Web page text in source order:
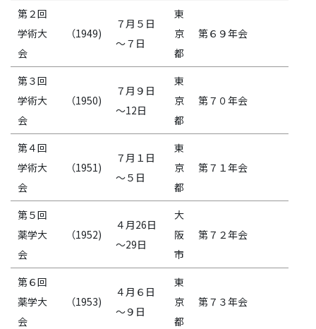
第２回
学術大
会
（1949)
７月５日
～７日
東
京
都
第６９年会
第３回
学術大
会
（1950)
７月９日
～12日
東
京
都
第７０年会
第４回
学術大
会
（1951)
７月１日
～５日
東
京
都
第７１年会
第５回
薬学大
会
（1952)
４月26日
～29日
大
阪
市
第７２年会
第６回
薬学大
会
（1953)
４月６日
～９日
東
京
都
第７３年会